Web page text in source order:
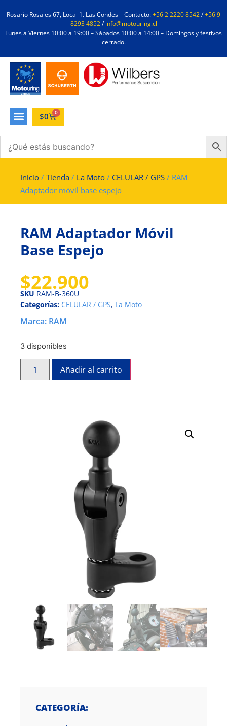
Rosario Rosales 67, Local 1. Las Condes – Contacto:+56 2 2220 8542/+56 9
8293 4852/info@motouring.cl
Lunes a Viernes 10:00 a 19:00 – Sábados 10:00 a 14:00 – Domingos y festivos
cerrado.
$0 0
Inicio / Tienda / La Moto / CELULAR / GPS / RAM
Adaptador móvil base espejo
CATEGORÍA:
RAM Adaptador Móvil
Base Espejo
$22.900
SKU RAM-B-360U
Categorías: CELULAR / GPS, La Moto
Marca: RAM
3 disponibles
Añadir al carrito